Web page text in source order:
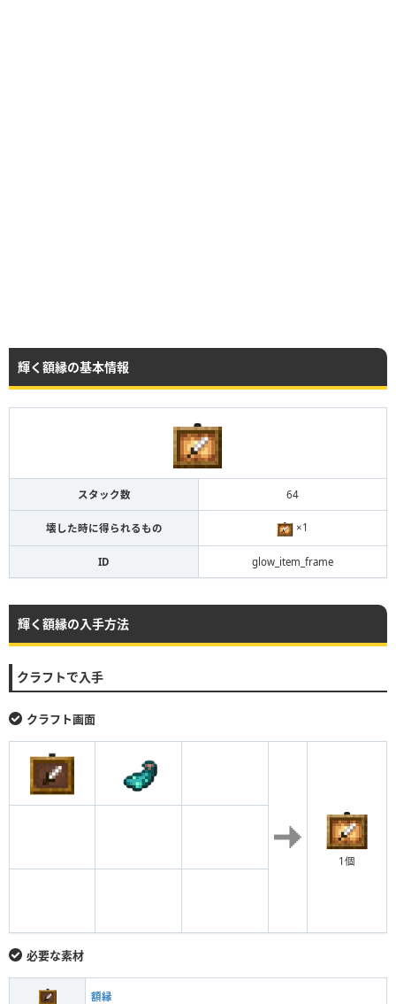
輝く額縁の基本情報
スタック数 64
壊した時に得られるもの ×1
ID glow_item_frame
輝く額縁の入手方法
クラフトで入手
クラフト画面
1個
必要な素材
額縁